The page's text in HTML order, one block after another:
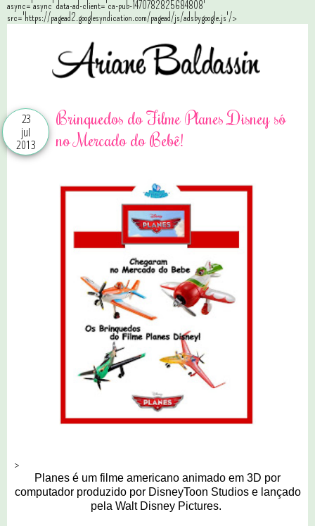
async='async' data-ad-client='ca-pub-1470782825684808'
src='https://pagead2.googlesyndication.com/pagead/js/adsbygoogle.js'/>
23
jul
2013
Brinquedos do Filme Planes Disney só
no Mercado do Bebê!
>
Planes é um filme americano animado em 3D por
computador produzido por DisneyToon Studios e lançado
pela Walt Disney Pictures.